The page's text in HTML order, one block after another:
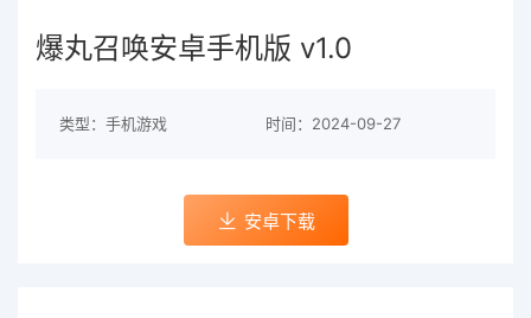
爆丸召唤安卓手机版 v1.0
类型：手机游戏 时间：2024-09-27
安卓下载